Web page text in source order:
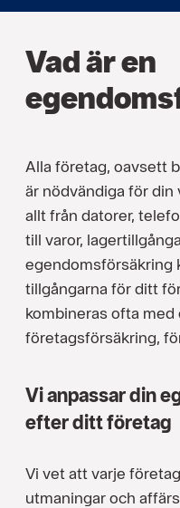
Vad är en
Alla företag, oavsett
är nödvändiga för din
allt från datorer,
till varor,
egendomsförsäkring
tillgångarna för ditt
kombineras ofta med
företagsförsäkring,
Vi anpassar din
efter ditt företag
Vi vet att varje
utmaningar och